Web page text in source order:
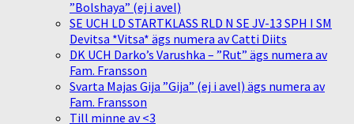
”Bolshaya” (ej i avel)
SE UCH LD STARTKLASS RLD N SE JV-13 SPH I SM
Devitsa *Vitsa* ägs numera av Catti Diits
DK UCH Darko’s Varushka – ”Rut” ägs numera av
Fam. Fransson
Svarta Majas Gija ”Gija” (ej i avel) ägs numera av
Fam. Fransson
Till minne av <3